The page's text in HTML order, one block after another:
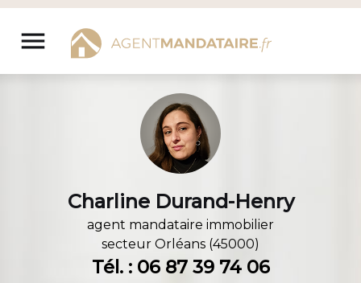
Aller
contenu
menu
Charline Durand-Henry
agent mandataire immobilier
secteur Orléans (45000)
Tél. : 06 87 39 74 06